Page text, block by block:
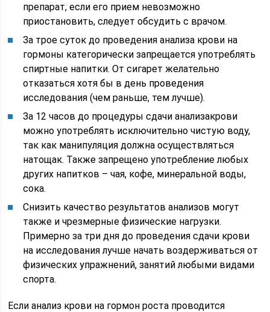
препарат, если его прием невозможно
приостановить, следует обсудить с врачом.
За трое суток до проведения анализа крови на
гормоны категорически запрещается употреблять
спиртные напитки. От сигарет желательно
отказаться хотя бы в день проведения
исследования (чем раньше, тем лучше).
За 12 часов до процедуры сдачи анализакрови
можно употреблять исключительно чистую воду,
так как манипуляция должна осуществляться
натощак. Также запрещено употребление любых
других напитков – чая, кофе, минеральной воды,
сока.
Снизить качество результатов анализов могут
также и чрезмерные физические нагрузки.
Примерно за три дня до проведения сдачи крови
на исследования лучше начать воздерживаться от
физических упражнений, занятий любыми видами
спорта.
Если анализ крови на гормон роста проводится